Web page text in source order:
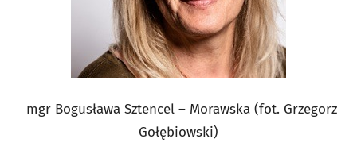
mgr Bogusława Sztencel – Morawska (fot. Grzegorz
Gołębiowski)